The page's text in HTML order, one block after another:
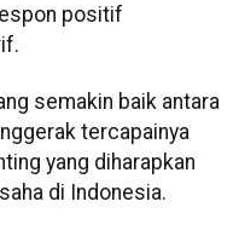
positif
semakin baik antara
tercapainya
yang diharapkan
di Indonesia.